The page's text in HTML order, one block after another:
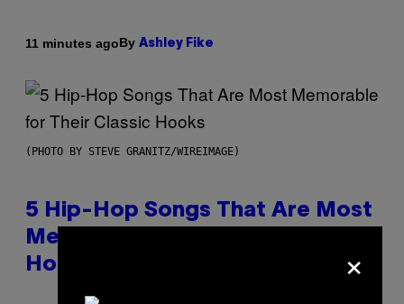
11 minutes agoBy Ashley Fike
(PHOTO BY STEVE GRANITZ/WIREIMAGE)
5 Hip-Hop Songs That Are Most
Memorable for Their Classic
Hooks
×